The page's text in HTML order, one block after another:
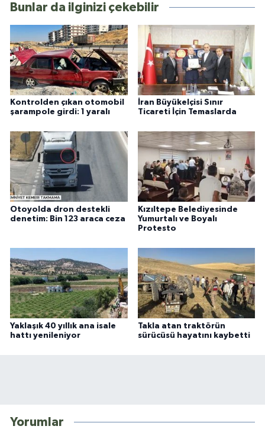
Bunlar da ilginizi çekebilir
Kontrolden çıkan otomobil
şarampole girdi: 1 yaralı
İran Büyükelçisi Sınır
Ticareti İçin Temaslarda
Otoyolda dron destekli
denetim: Bin 123 araca ceza
Kızıltepe Belediyesinde
Yumurtalı ve Boyalı
Protesto
Yaklaşık 40 yıllık ana isale
hattı yenileniyor
Takla atan traktörün
sürücüsü hayatını kaybetti
Yorumlar